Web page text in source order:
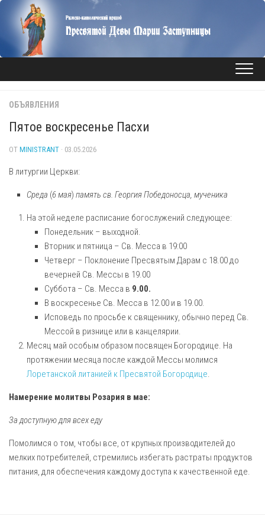
Перейти
содержанию
ОБЪЯВЛЕНИЯ
Пятое воскресенье Пасхи
ОТ MINISTRANT · 03.05.2026
В литургии Церкви:
Среда (6 мая) память св. Георгия Победоносца, мученика
На этой неделе расписание богослужений следующее:
Понедельник – выходной.
Вторник и пятница – Св. Месса в 19:00
Четверг – Поклонение Пресвятым Дарам с 18.00 до
вечерней Св. Мессы в 19.00
Суббота – Св. Месса в 9.00.
В воскресенье Св. Месса в 12.00 и в 19.00.
Исповедь по просьбе к священнику, обычно перед Св.
Мессой в ризнице или в канцелярии.
Месяц май особым образом посвящен Богородице. На
протяжении месяца после каждой Мессы молимся
Лоретанской литанией к Пресвятой Богородице.
Намерение молитвы Розария в мае:
За доступную для всех еду
Помолимся о том, чтобы все, от крупных производителей до
мелких потребителей, стремились избегать растраты продуктов
питания, для обеспечения каждому доступа к качественной еде.